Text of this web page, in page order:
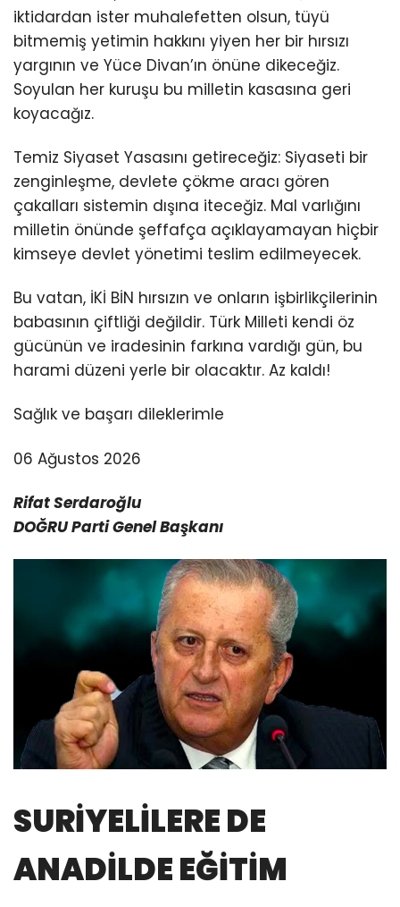
iktidardan ister muhalefetten olsun, tüyü
bitmemiş yetimin hakkını yiyen her bir hırsızı
yargının ve Yüce Divan’ın önüne dikeceğiz.
Soyulan her kuruşu bu milletin kasasına geri
koyacağız.
Temiz Siyaset Yasasını getireceğiz: Siyaseti bir
zenginleşme, devlete çökme aracı gören
çakalları sistemin dışına iteceğiz. Mal varlığını
milletin önünde şeffafça açıklayamayan hiçbir
kimseye devlet yönetimi teslim edilmeyecek.
Bu vatan, İKİ BİN hırsızın ve onların işbirlikçilerinin
babasının çiftliği değildir. Türk Milleti kendi öz
gücünün ve iradesinin farkına vardığı gün, bu
harami düzeni yerle bir olacaktır. Az kaldı!
Sağlık ve başarı dileklerimle
06 Ağustos 2026
Rifat Serdaroğlu
DOĞRU Parti Genel Başkanı
SURİYELİLERE DE
ANADİLDE EĞİTİM